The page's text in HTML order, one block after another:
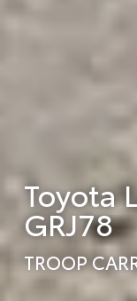
Toyota
GRJ78
TROOP